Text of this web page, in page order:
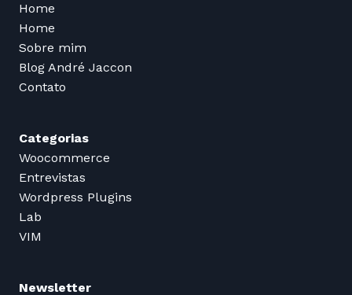
Home
Home
Sobre mim
Blog André Jaccon
Contato
Categorias
Woocommerce
Entrevistas
Wordpress Plugins
Lab
VIM
Newsletter